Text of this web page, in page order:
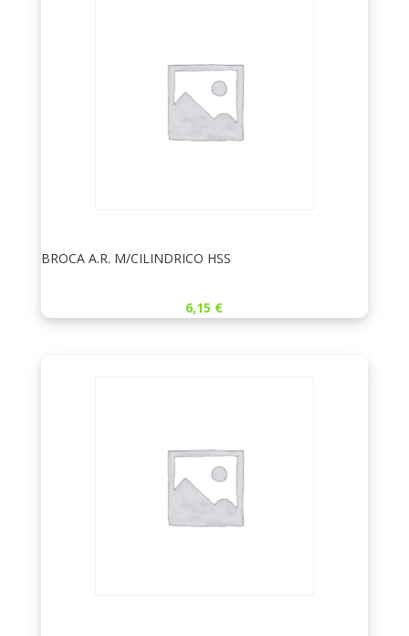
BROCA A.R. M/CILINDRICO HSS
6,15 €